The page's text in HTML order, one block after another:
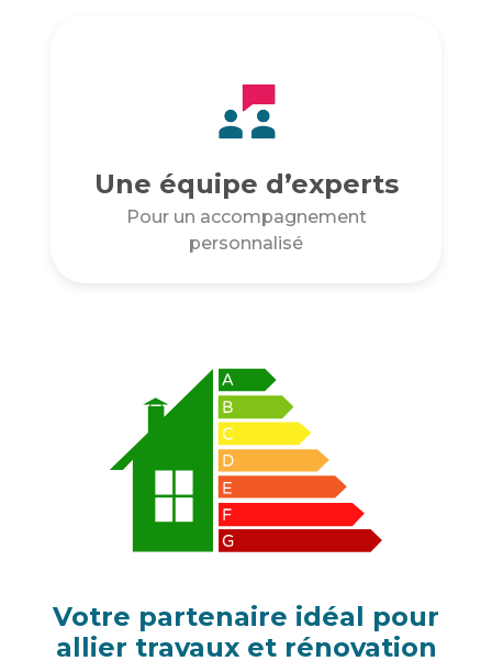
Une équipe d’experts
Pour un accompagnement
personnalisé
Votre partenaire idéal pour
allier travaux et rénovation